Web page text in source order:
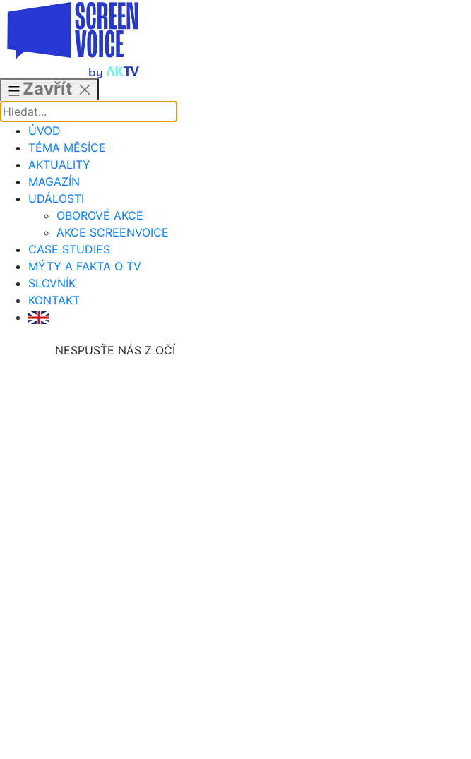
Přejít
obsahu
Zavřít
ÚVOD
TÉMA MĚSÍCE
AKTUALITY
MAGAZÍN
UDÁLOSTI
OBOROVÉ AKCE
AKCE SCREENVOICE
CASE STUDIES
MÝTY A FAKTA O TV
SLOVNÍK
KONTAKT
NESPUSŤE NÁS Z OČÍ